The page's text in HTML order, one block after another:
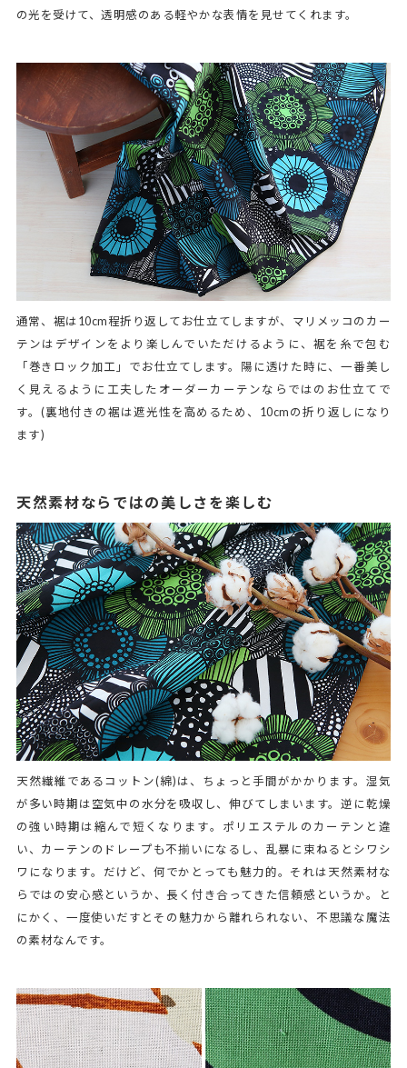
の光を受けて、透明感のある軽やかな表情を見せてくれます。
通常、裾は10cm程折り返してお仕立てしますが、マリメッコのカー
テンはデザインをより楽しんでいただけるように、裾を糸で包む
「巻きロック加工」でお仕立てします。陽に透けた時に、一番美し
く見えるように工夫したオーダーカーテンならではのお仕立てで
す。(裏地付きの裾は遮光性を高めるため、10cmの折り返しになり
ます)
天然素材ならではの美しさを楽しむ
天然繊維であるコットン(綿)は、ちょっと手間がかかります。湿気
が多い時期は空気中の水分を吸収し、伸びてしまいます。逆に乾燥
の強い時期は縮んで短くなります。ポリエステルのカーテンと違
い、カーテンのドレープも不揃いになるし、乱暴に束ねるとシワシ
ワになります。だけど、何でかとっても魅力的。それは天然素材な
らではの安心感というか、長く付き合ってきた信頼感というか。と
にかく、一度使いだすとその魅力から離れられない、不思議な魔法
の素材なんです。